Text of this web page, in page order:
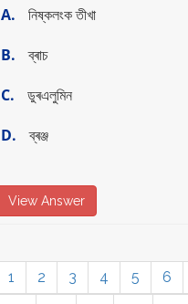
A.
নিষ্কলংক তীখা
B.
ব্ৰাচ
C.
ডুৰএলুমিন
D.
ব্ৰঞ্জ
View Answer
1 2 3 4 5 6